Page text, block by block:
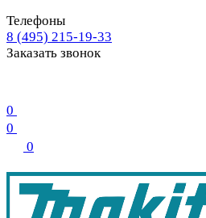
Телефоны
8 (495) 215-19-33
Заказать звонок
0
0
0